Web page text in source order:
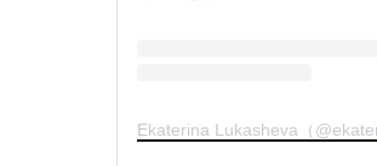
Ekaterina Lukasheva（